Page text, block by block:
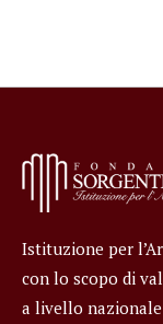
Istituzione per
con lo scopo di
a livello